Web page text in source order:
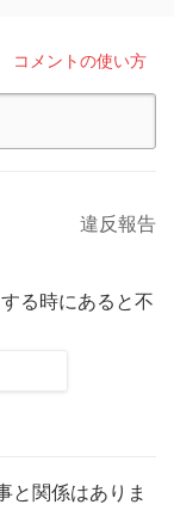
コメントの使い方
違反報告
る時にあると不
と関係はありま